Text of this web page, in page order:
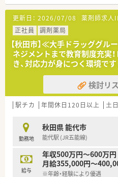
【法人特徴について】
■東証プライム上場企業のグ
と全国400店舗以上のネット
■最新のICTシステムを積極
務に専念できる環境作りを
■コンプライアンス遵守を徹
して長く働けるような社風が
【想定される業務内容】
■内科や外科などの多岐に
い、患者様のQOL向上に繋が
がら訪問薬剤管理指導を行っ
■最新の音声入力薬歴システ
な薬歴作成および情報管理を
更新日： 2026/07/08 薬剤師求人
正社員
調剤薬局
【秋田市】≪大手ドラッググル
ネジメントまで教育制度充実
き、対応力が身につく環境で
検討リ
駅チカ 年間休日120日以上 土
勤務地
秋田県 能代市
能代駅 (JR五能線)
給与
年収500万円～600万円
月給355,000円～
※年齢・経験により優遇